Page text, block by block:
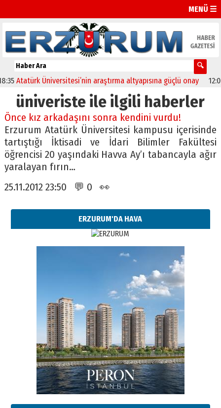
MENÜ ☰
Atatürk Üniversitesi’nin araştırma altyapısına güçlü onay 12:04
üniveriste ile ilgili haberler
Önce kız arkadaşını sonra kendini vurdu!
Erzurum Atatürk Üniversitesi kampusu içerisinde
tartıştığı İktisadi ve İdari Bilimler Fakültesi
öğrencisi 20 yaşındaki Havva Ay’ı tabancayla ağır
yaralayan fırın…
25.11.2012 23:50 💬 0 👀
ERZURUM'DA HAVA
Esat BİNDESEN
Başkan Sekmen’den Erzurum’a
bir vizyon proje daha!
02 Ağustos 2026 Pazar
Kadir SABUNCUOĞLU
Erzurumspor’un köşe taşları
29 Haziran 2026 Pazartesi